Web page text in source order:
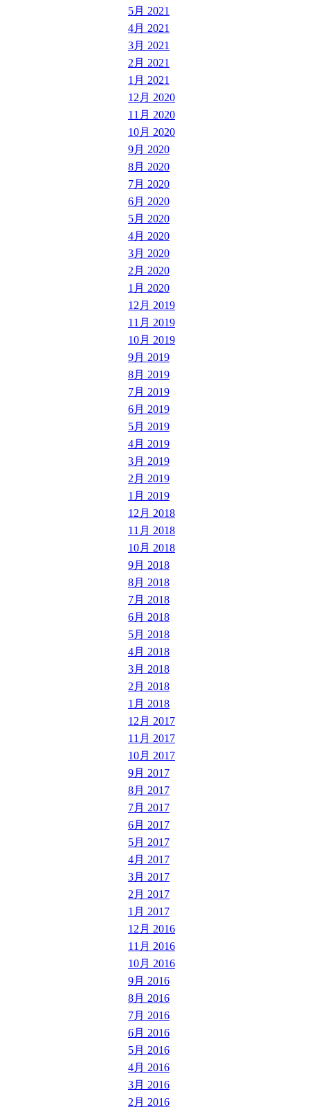
5月 2021
4月 2021
3月 2021
2月 2021
1月 2021
12月 2020
11月 2020
10月 2020
9月 2020
8月 2020
7月 2020
6月 2020
5月 2020
4月 2020
3月 2020
2月 2020
1月 2020
12月 2019
11月 2019
10月 2019
9月 2019
8月 2019
7月 2019
6月 2019
5月 2019
4月 2019
3月 2019
2月 2019
1月 2019
12月 2018
11月 2018
10月 2018
9月 2018
8月 2018
7月 2018
6月 2018
5月 2018
4月 2018
3月 2018
2月 2018
1月 2018
12月 2017
11月 2017
10月 2017
9月 2017
8月 2017
7月 2017
6月 2017
5月 2017
4月 2017
3月 2017
2月 2017
1月 2017
12月 2016
11月 2016
10月 2016
9月 2016
8月 2016
7月 2016
6月 2016
5月 2016
4月 2016
3月 2016
2月 2016